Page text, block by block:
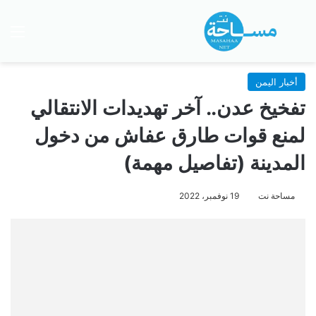
بحث عن
أخبار اليمن
تفخيخ عدن.. آخر تهديدات الانتقالي
لمنع قوات طارق عفاش من دخول
المدينة (تفاصيل مهمة)
مساحة نت 19 نوفمبر، 2022